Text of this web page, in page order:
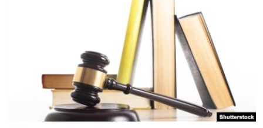
ЫҢГАЙСЫЗ СУРООЛОР
ЭЕ/АРнун бардык сайттары